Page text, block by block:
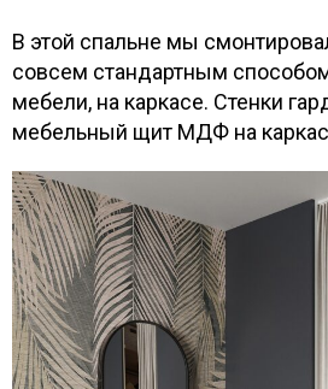
В этой спальне мы
совсем стандартным
мебели, на каркасе. Стенки
мебельный щит МДФ на